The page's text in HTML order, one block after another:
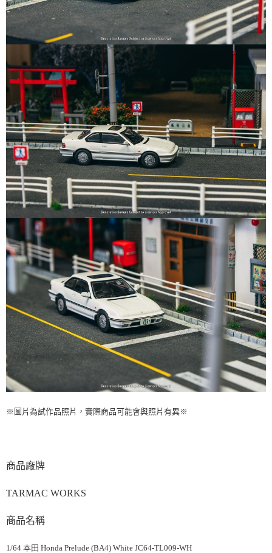
※圖片為試作品照片，實際商品可能會與照片有異※
商品廠牌
TARMAC WORKS
商品名稱
1/64 本田 Honda Prelude (BA4) White JC64-TL009-WH